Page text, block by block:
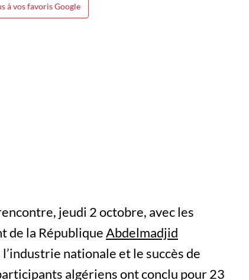
à vos favoris Google
jeudi 2 octobre, avec les
de la RépubliqueAbdelmadjid
l’industrie nationale et le succès de
algériens ont conclu pour 23